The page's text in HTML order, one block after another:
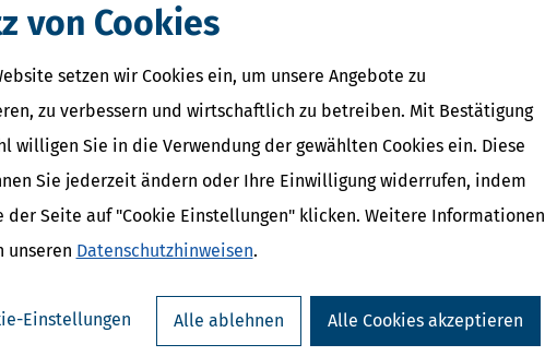
von Cookies
setzen wir Cookies ein, um unsere Angebote zu
zu verbessern und wirtschaftlich zu betreiben. Mit Bestätigung
willigen Sie in die Verwendung der gewählten Cookies ein. Diese
Sie jederzeit ändern oder Ihre Einwilligung widerrufen, indem
der Seite auf "Cookie Einstellungen" klicken. Weitere Informationen
unseren Datenschutzhinweisen.
Einstellungen Alle ablehnen Alle Cookies akzeptieren
Druckversion